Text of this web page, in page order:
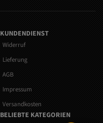
KUNDENDIENST
Widerruf
Lieferung
AGB
Impressum
Versandkosten
BELIEBTE KATEGORIEN